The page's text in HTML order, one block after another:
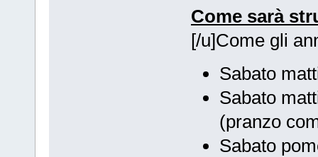
Come sarà
[/u]Come gli
Sabato
Sabato
(pranzo
Sabato